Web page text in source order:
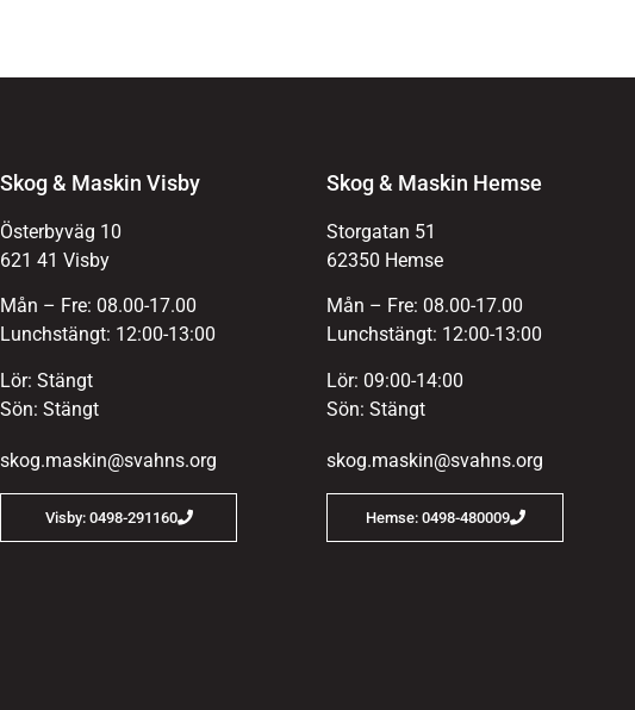
Skog & Maskin Visby
Österbyväg 10
621 41 Visby
Mån – Fre: 08.00-17.00
Lunchstängt: 12:00-13:00
Lör: Stängt
Sön: Stängt
skog.maskin@svahns.org
Visby: 0498-291160
Skog & Maskin Hemse
Storgatan 51
62350 Hemse
Mån – Fre: 08.00-17.00
Lunchstängt: 12:00-13:00
Lör: 09:00-14:00
Sön: Stängt
skog.maskin@svahns.org
Hemse: 0498-480009